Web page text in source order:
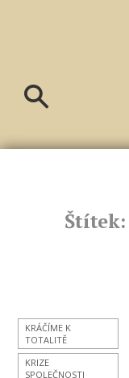
Štítek:
KRÁČÍME K
TOTALITĚ
KRIZE
SPOLEČNOSTI